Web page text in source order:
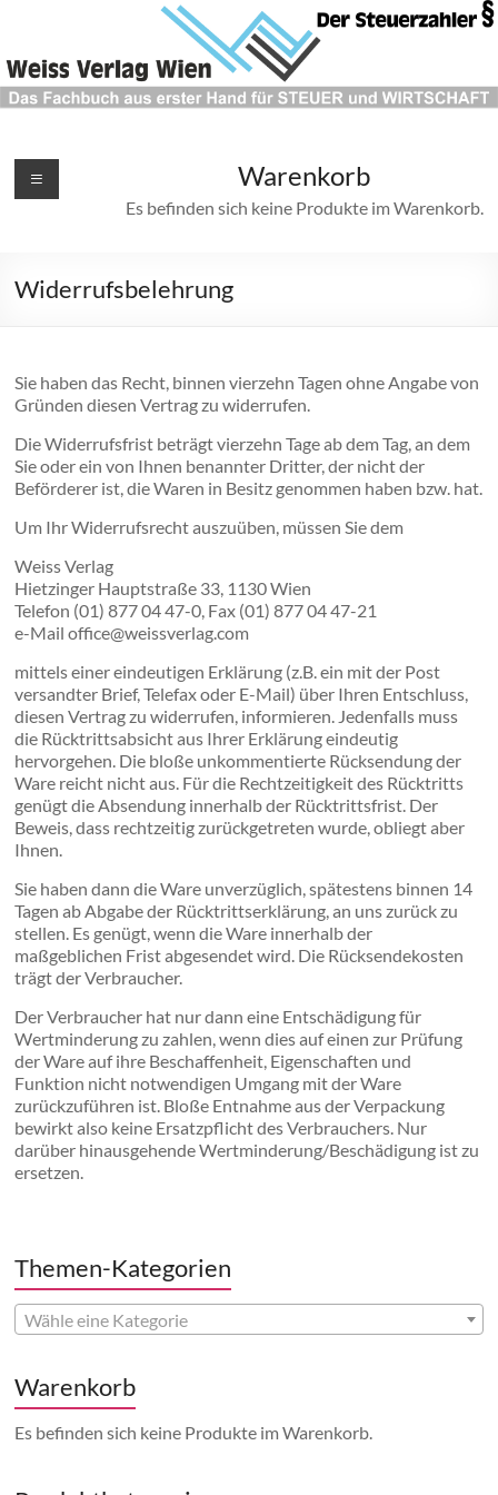
Weiss
Verlag
Das
erster
Hand
STEUER
und
Warenkorb
Es befinden sich keine Produkte im Warenkorb.
Widerrufsbelehrung
Sie haben das Recht, binnen vierzehn Tagen ohne Angabe von
Gründen diesen Vertrag zu widerrufen.
Die Widerrufsfrist beträgt vierzehn Tage ab dem Tag, an dem
Sie oder ein von Ihnen benannter Dritter, der nicht der
Beförderer ist, die Waren in Besitz genommen haben bzw. hat.
Um Ihr Widerrufsrecht auszuüben, müssen Sie dem
Weiss Verlag
Hietzinger Hauptstraße 33, 1130 Wien
Telefon (01) 877 04 47-0, Fax (01) 877 04 47-21
e-Mail office@weissverlag.com
mittels einer eindeutigen Erklärung (z.B. ein mit der Post
versandter Brief, Telefax oder E-Mail) über Ihren Entschluss,
diesen Vertrag zu widerrufen, informieren. Jedenfalls muss
die Rücktrittsabsicht aus Ihrer Erklärung eindeutig
hervorgehen. Die bloße unkommentierte Rücksendung der
Ware reicht nicht aus. Für die Rechtzeitigkeit des Rücktritts
genügt die Absendung innerhalb der Rücktrittsfrist. Der
Beweis, dass rechtzeitig zurückgetreten wurde, obliegt aber
Ihnen.
Sie haben dann die Ware unverzüglich, spätestens binnen 14
Tagen ab Abgabe der Rücktrittserklärung, an uns zurück zu
stellen. Es genügt, wenn die Ware innerhalb der
maßgeblichen Frist abgesendet wird. Die Rücksendekosten
trägt der Verbraucher.
Der Verbraucher hat nur dann eine Entschädigung für
Wertminderung zu zahlen, wenn dies auf einen zur Prüfung
der Ware auf ihre Beschaffenheit, Eigenschaften und
Funktion nicht notwendigen Umgang mit der Ware
zurückzuführen ist. Bloße Entnahme aus der Verpackung
bewirkt also keine Ersatzpflicht des Verbrauchers. Nur
darüber hinausgehende Wertminderung/Beschädigung ist zu
ersetzen.
Themen-Kategorien
Wähle eine Kategorie
Warenkorb
Es befinden sich keine Produkte im Warenkorb.